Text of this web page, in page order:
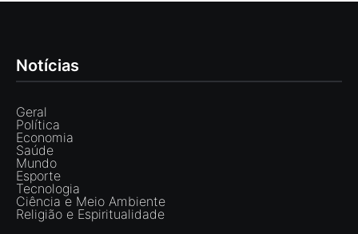
Notícias
Geral
Política
Economia
Saúde
Mundo
Esporte
Tecnologia
Ciência e Meio Ambiente
Religião e Espiritualidade